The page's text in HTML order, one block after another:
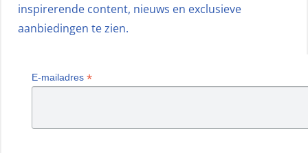
inspirerende content, nieuws en exclusieve
aanbiedingen te zien.
E-mailadres *